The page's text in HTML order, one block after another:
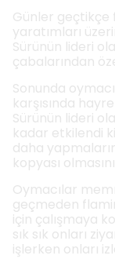
Günler geçtikçe
yaratımları
Sürünün lideri
çabalarından
Sonunda
karşısında
Sürünün lideri
kadar etkilendi
daha
kopyası
Oymacılar
geçmeden
için çalışmaya
sık sık onları
işlerken onları